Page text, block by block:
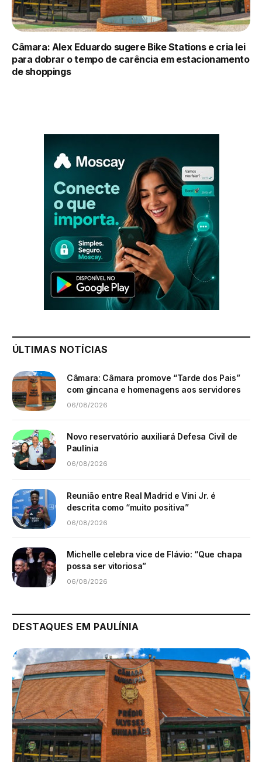
Câmara: Alex Eduardo sugere Bike Stations e cria lei
para dobrar o tempo de carência em estacionamento
de shoppings
ÚLTIMAS NOTÍCIAS
Câmara: Câmara promove “Tarde dos Pais”
com gincana e homenagens aos servidores
06/08/2026
Novo reservatório auxiliará Defesa Civil de
Paulínia
06/08/2026
Reunião entre Real Madrid e Vini Jr. é
descrita como “muito positiva”
06/08/2026
Michelle celebra vice de Flávio: “Que chapa
possa ser vitoriosa”
06/08/2026
DESTAQUES EM PAULÍNIA